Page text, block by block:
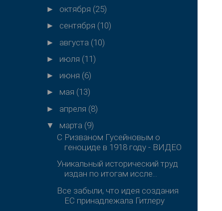
► октября (25)
► сентября (10)
► августа (10)
► июля (11)
► июня (6)
► мая (13)
► апреля (8)
▼ марта (9)
С Ризваном Гусейновым о
геноциде в 1918 году - ВИДЕО
Уникальный исторический труд
издан по итогам иссле...
Все забыли, что идея создания
ЕС принадлежала Гитлеру